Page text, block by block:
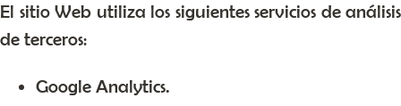
El sitio Web utiliza los siguientes servicios de análisis
de terceros:
Google Analytics.